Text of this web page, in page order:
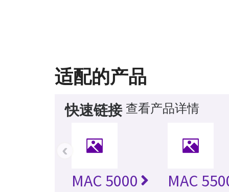
适配的产品
快速链接 查看产品详情
MAC 5000 MAC
‹